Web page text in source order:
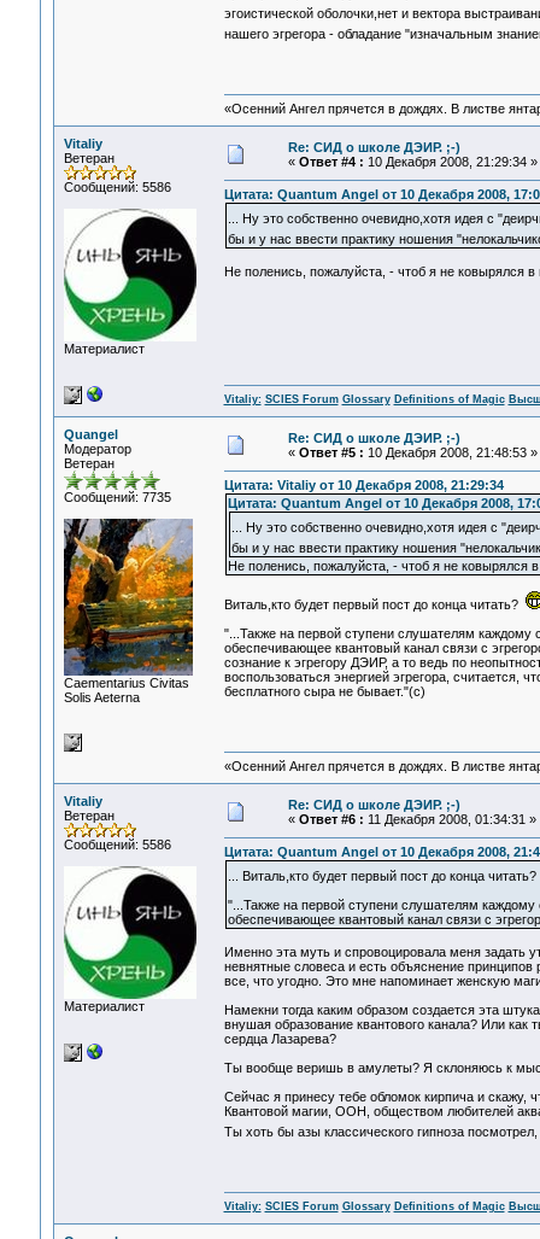
эгоистической оболочки,нет и вектора
нашего эгрегора - обладание "изначальным
«Осенний Ангел прячется в дождях. В листве
Vitaliy
Ветеран
Сообщений: 5586
Материалист
Re: СИД о школе ДЭИР. ;-)
« Ответ #4 : 10 Декабря 2008, 21:29:34 »
Цитата: Quantum Angel от 10 Декабря 2008,
... Ну это собственно очевидно,хотя идея с
бы и у нас ввести практику ношения
Не поленись, пожалуйста, - чтоб я не ковырялся
Vitaliy: SCIES Forum Glossary Definitions of Magic
Quangel
Модератор
Ветеран
Сообщений: 7735
Сaementarius Civitas
Solis Aeterna
Re: СИД о школе ДЭИР. ;-)
« Ответ #5 : 10 Декабря 2008, 21:48:53 »
Цитата: Vitaliy от 10 Декабря 2008, 21:29:34
Цитата: Quantum Angel от 10 Декабря 2008,
... Ну это собственно очевидно,хотя идея с
бы и у нас ввести практику ношения
Не поленись, пожалуйста, - чтоб я не ковырялся
Виталь,кто будет первый пост до конца читать?
"...Также на первой ступени слушателям каждому
обеспечивающее квантовый канал связи с
сознание к эгрегору ДЭИР, а то ведь по
воспользоваться энергией эгрегора, считается,
бесплатного сыра не бывает."(с)
«Осенний Ангел прячется в дождях. В листве
Vitaliy
Ветеран
Сообщений: 5586
Материалист
Re: СИД о школе ДЭИР. ;-)
« Ответ #6 : 11 Декабря 2008, 01:34:31 »
Цитата: Quantum Angel от 10 Декабря 2008,
... Виталь,кто будет первый пост до конца
"...Также на первой ступени слушателям каждому
обеспечивающее квантовый канал связи с
Именно эта муть и спровоцировала меня задать
невнятные словеса и есть объяснение
все, что угодно. Это мне напоминает женскую
Намекни тогда каким образом создается эта
внушая образование квантового канала? Или как
сердца Лазарева?
Ты вообще веришь в амулеты? Я склоняюсь к
Сейчас я принесу тебе обломок кирпича и скажу,
Квантовой магии, ООН, обществом любителей
Ты хоть бы азы классического гипноза
Vitaliy: SCIES Forum Glossary Definitions of Magic